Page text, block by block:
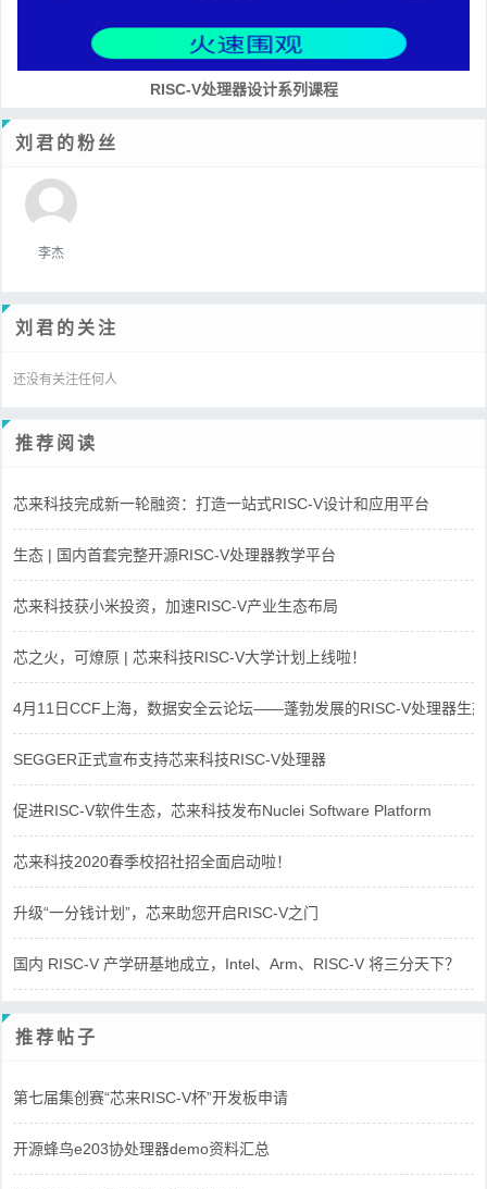
RISC-V处理器设计系列课程
刘君的粉丝
李杰
刘君的关注
还没有关注任何人
推荐阅读
芯来科技完成新一轮融资：打造一站式RISC-V设计和应用平台
生态 | 国内首套完整开源RISC-V处理器教学平台
芯来科技获小米投资，加速RISC-V产业生态布局
芯之火，可燎原 | 芯来科技RISC-V大学计划上线啦！
4月11日CCF上海，数据安全云论坛——蓬勃发展的RISC-V处理器生态
SEGGER正式宣布支持芯来科技RISC-V处理器
促进RISC-V软件生态，芯来科技发布Nuclei Software Platform
芯来科技2020春季校招社招全面启动啦！
升级“一分钱计划”，芯来助您开启RISC-V之门
国内 RISC-V 产学研基地成立，Intel、Arm、RISC-V 将三分天下？
推荐帖子
第七届集创赛“芯来RISC-V杯”开发板申请
开源蜂鸟e203协处理器demo资料汇总